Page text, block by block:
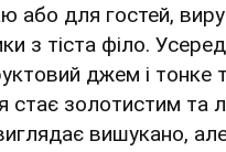
або для гостей,
з тіста філо.
джем і тонке
стає золотистим та
вишукано,